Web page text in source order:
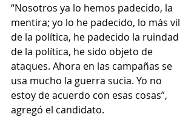
“Nosotros ya lo hemos padecido, la
mentira; yo lo he padecido, lo más vil
de la política, he padecido la ruindad
de la política, he sido objeto de
ataques. Ahora en las campañas se
usa mucho la guerra sucia. Yo no
estoy de acuerdo con esas cosas”,
agregó el candidato.